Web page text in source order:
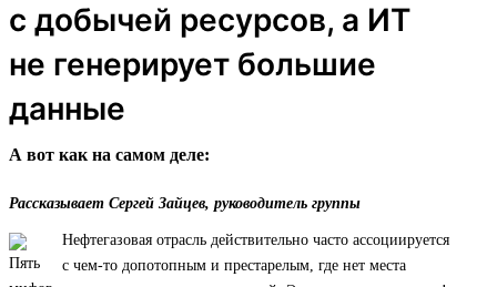
с добычей ресурсов, а ИТ
не генерирует большие
данные
А вот как на самом деле:
Рассказывает Сергей Зайцев, руководитель группы
Нефтегазовая отрасль действительно часто ассоциируется
с чем-то допотопным и престарелым, где нет места